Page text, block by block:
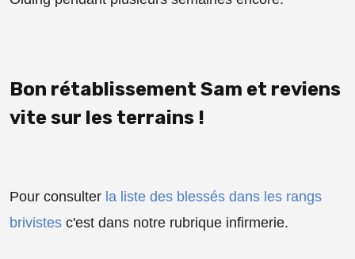
Bon rétablissement Sam et reviens
vite sur les terrains !
Pour consulter la liste des blessés dans les rangs
brivistes c'est dans notre rubrique infirmerie.